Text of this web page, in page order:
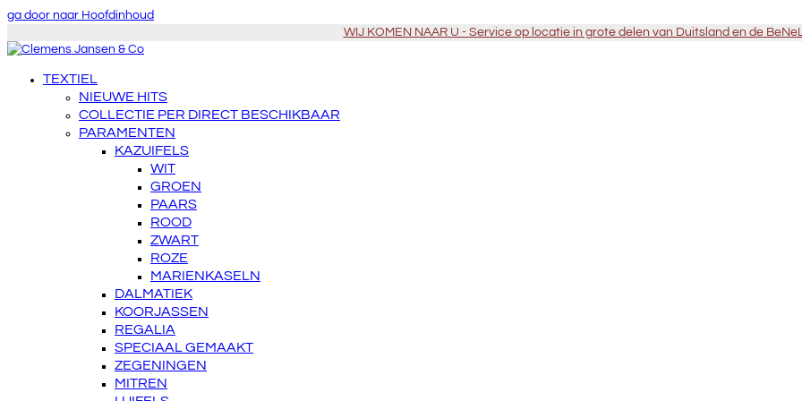
ga door naar Hoofdinhoud
WIJ KOMEN NAAR U - Service op locatie in grote delen van Duitsland en de
TEXTIEL
NIEUWE HITS
COLLECTIE PER DIRECT BESCHIKBAAR
PARAMENTEN
KAZUIFELS
WIT
GROEN
PAARS
ROOD
ZWART
ROZE
MARIENKASELN
DALMATIEK
KOORJASSEN
REGALIA
SPECIAAL GEMAAKT
ZEGENINGEN
MITREN